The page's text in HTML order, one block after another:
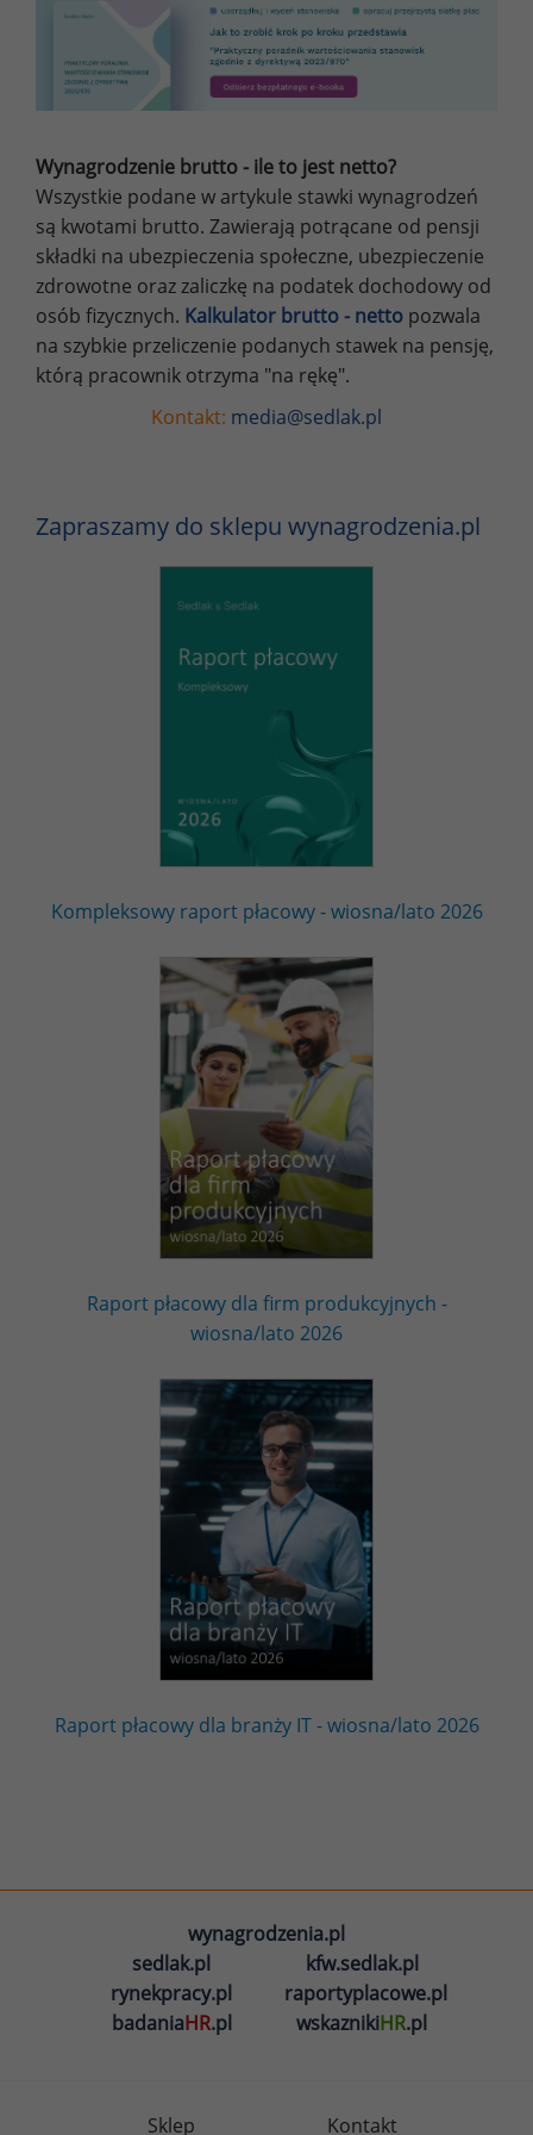
Wynagrodzenie brutto - ile to jest netto?
Wszystkie podane w artykule stawki wynagrodzeń
są kwotami brutto. Zawierają potrącane od pensji
składki na ubezpieczenia społeczne, ubezpieczenie
zdrowotne oraz zaliczkę na podatek dochodowy od
osób fizycznych. Kalkulator brutto - netto pozwala
na szybkie przeliczenie podanych stawek na pensję,
którą pracownik otrzyma "na rękę".
Kontakt: media@sedlak.pl
Zapraszamy do sklepu wynagrodzenia.pl
Kompleksowy raport płacowy - wiosna/lato 2026
Raport płacowy dla firm produkcyjnych -
wiosna/lato 2026
Raport płacowy dla branży IT - wiosna/lato 2026
wynagrodzenia.pl
sedlak.pl
kfw.sedlak.pl
rynekpracy.pl
raportyplacowe.pl
badaniaHR.pl wskaznikiHR.pl
Sklep Kontakt